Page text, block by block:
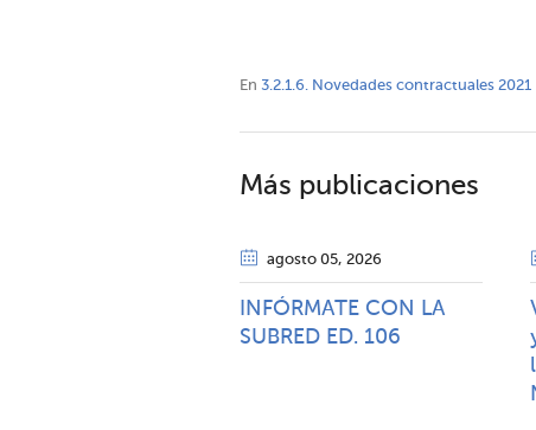
En 3.2.1.6. Novedades contractuales 2021
Más publicaciones
agosto 05, 2026
INFÓRMATE CON LA
SUBRED ED. 106